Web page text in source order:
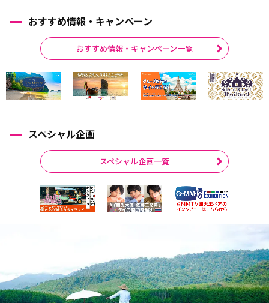
おすすめ情報・キャンペーン
おすすめ情報・キャンペーン一覧
スペシャル企画
スペシャル企画一覧